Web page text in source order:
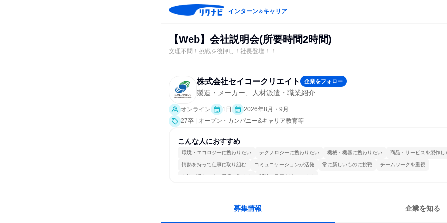
インターン＆キャリア
【Web】会社説明会(所要時間2時間)
文理不問！挑戦を後押し！社長登壇！！
株式会社セイコークリエイト 企業をフォロー
製造・メーカー、人材派遣・職業紹介
オンライン 1日
2026年8月・9月
27卒 | オープン・カンパニー&キャリア教育等
こんな人におすすめ
環境・エコロジーに携わりたい テクノロジーに携わりたい 機械・機器に携わりたい 商品・サービスを製作し
情熱を持って仕事に取り組む コミュニケーションが活発 常に新しいものに挑戦 チームワークを重視
女性が働きやすい環境で働ける 明確な目標を追いかける
募集情報 企業を知る